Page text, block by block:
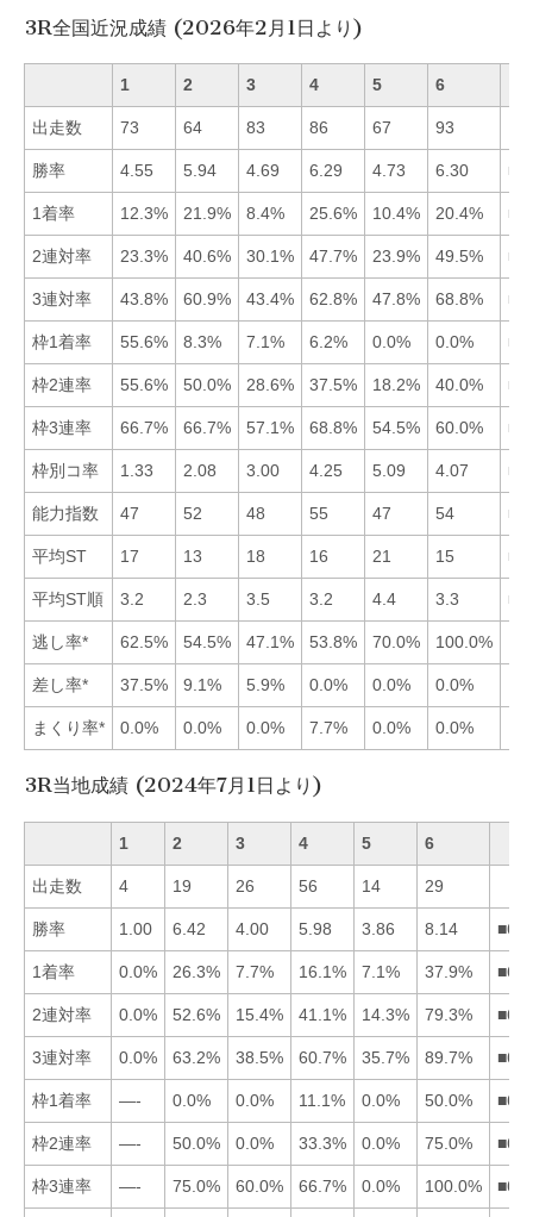
3R全国近況成績 (2026年2月1日より)
1 2 3 4 5 6
出走数 73 64 83 86 67 93
勝率 4.55 5.94 4.69 6.29 4.73 6.30
1着率 12.3% 21.9% 8.4% 25.6% 10.4% 20.4%
2連対率 23.3% 40.6% 30.1% 47.7% 23.9% 49.5%
3連対率 43.8% 60.9% 43.4% 62.8% 47.8% 68.8%
枠1着率 55.6% 8.3% 7.1% 6.2% 0.0% 0.0%
枠2連率 55.6% 50.0% 28.6% 37.5% 18.2% 40.0%
枠3連率 66.7% 66.7% 57.1% 68.8% 54.5% 60.0%
枠別コ率 1.33 2.08 3.00 4.25 5.09 4.07
能力指数 47 52 48 55 47 54
平均ST 17 13 18 16 21 15
平均ST順 3.2 2.3 3.5 3.2 4.4 3.3
逃し率* 62.5% 54.5% 47.1% 53.8% 70.0% 100.0%
差し率* 37.5% 9.1% 5.9% 0.0% 0.0% 0.0%
まくり率* 0.0% 0.0% 0.0% 7.7% 0.0% 0.0%
3R当地成績 (2024年7月1日より)
1 2 3 4 5 6
出走数 4 19 26 56 14 29
勝率 1.00 6.42 4.00 5.98 3.86 8.14
1着率 0.0% 26.3% 7.7% 16.1% 7.1% 37.9%
2連対率 0.0% 52.6% 15.4% 41.1% 14.3% 79.3%
3連対率 0.0% 63.2% 38.5% 60.7% 35.7% 89.7%
枠1着率 —- 0.0% 0.0% 11.1% 0.0% 50.0%
枠2連率 —- 50.0% 0.0% 33.3% 0.0% 75.0%
枠3連率 —- 75.0% 60.0% 66.7% 0.0% 100.0%